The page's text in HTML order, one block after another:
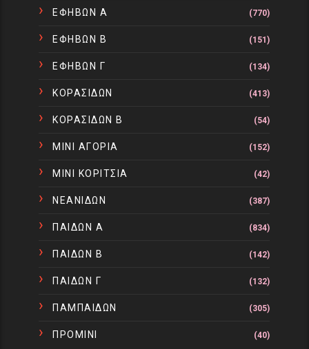
ΕΦΗΒΩΝ Α (770)
ΕΦΗΒΩΝ Β (151)
ΕΦΗΒΩΝ Γ (134)
ΚΟΡΑΣΙΔΩΝ (413)
ΚΟΡΑΣΙΔΩΝ Β (54)
ΜΙΝΙ ΑΓΟΡΙΑ (152)
ΜΙΝΙ ΚΟΡΙΤΣΙΑ (42)
ΝΕΑΝΙΔΩΝ (387)
ΠΑΙΔΩΝ Α (834)
ΠΑΙΔΩΝ Β (142)
ΠΑΙΔΩΝ Γ (132)
ΠΑΜΠΑΙΔΩΝ (305)
ΠΡΟΜΙΝΙ (40)